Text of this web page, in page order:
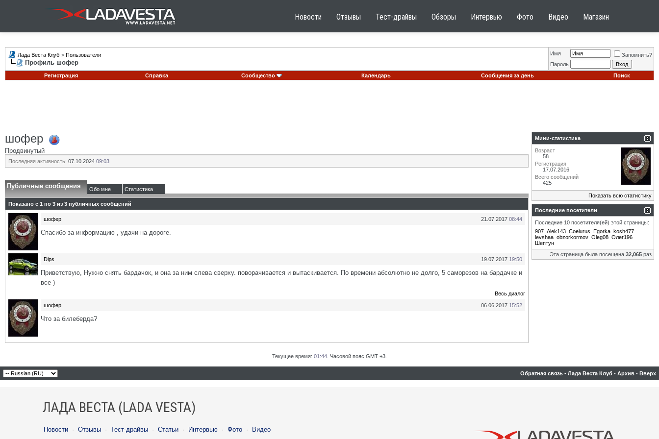
Новости Отзывы Тест-драйвы Обзоры Интервью Фото Видео Магазин
Лада Веста Клуб > Пользователи
Профиль шофер
Имя
Запомнить?
Пароль
Регистрация
Справка Сообщество Календарь Сообщения за день Поиск
шофер
Продвинутый
Последняя активность: 07.10.2024 09:03
Публичные сообщения Обо мне Статистика
Показано с 1 по 3 из 3 публичных сообщений
21.07.2017 08:44
шофер
Спасибо за информацию , удачи на дороге.
19.07.2017 19:50
Dips
Приветствую, Нужно снять бардачок, и она за ним слева сверху. поворачивается и вытаскивается. По времени абсолютно не долго, 5 саморезов на бардачке и
все )
Весь диалог
06.06.2017 15:52
шофер
Что за билеберда?
Мини-статистика
Возраст
58
Регистрация
17.07.2016
Всего сообщений
425
Показать всю статистику
Последние посетители
Последние 10 посетителя(ей) этой страницы:
907 Alek143 Coelurus Egorka kosh477
levshaa obzorkormov Oleg08 Олег196
Шептун
Эта страница была посещена 32,065 раз
Текущее время: 01:44 . Часовой пояс GMT +3.
Обратная связь - Лада Веста Клуб - Архив - Вверх
ЛАДА ВЕСТА (LADA VESTA)
Новости · Отзывы · Тест-драйвы · Статьи · Интервью · Фото · Видео